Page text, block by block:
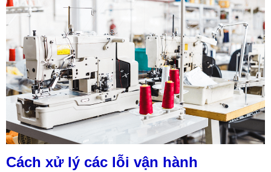
Cách xử lý các lỗi vận hành